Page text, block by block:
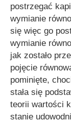
postrzegać
wymianie
się więc go
wymianie
jak zostało
pojęcie
pominięte,
stała się
teorii wartości
stanie